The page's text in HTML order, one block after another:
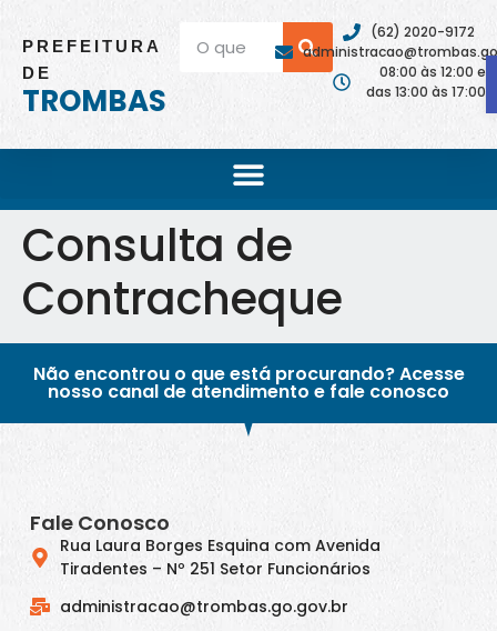
PREFEITURA
DE
TROMBAS
(62) 2020-9172
08:00 às 12:00 e
das 13:00 às 17:00
Consulta de
Contracheque
Não encontrou o que está procurando? Acesse
nosso canal de atendimento e fale conosco
Fale Conosco
Rua Laura Borges Esquina com Avenida
Tiradentes – Nº 251 Setor Funcionários
administracao@trombas.go.gov.br